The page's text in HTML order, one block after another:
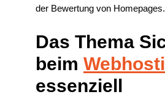
der Bewertung von Homepages.
Das Thema
beim
essenziell